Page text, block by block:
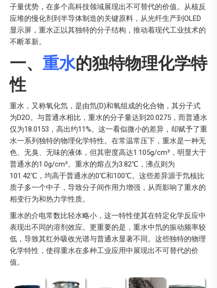
子量优势，在多个高科技领域展现出不可替代的价值。从核反
应堆的慢化剂到半导体制造的关键原料，从光纤生产到OLED
显示屏，重水正以其独特的分子结构，推动着现代工业技术的
不断革新。
一、 重水的独特物理化学特
性
重水，又称氧化氘，是由氘(D)和氧组成的化合物，其分子式
为D2O。与普通水相比，重水的分子量达到20.0275，而普通水
仅为18.0153，高出约11%。这一看似微小的差异，却赋予了重
水一系列独特的物理化学特性。在常温常压下，重水是一种无
色、无臭、无味的液体，但其密度高达1.105g/cm³，明显大于
普通水的1.0g/cm³。重水的熔点为3.82℃，沸点则为
101.42℃，均高于普通水的0℃和100℃。这些差异源于氘核比
质子多一个中子，导致分子间作用力增强，从而影响了重水的
相变行为和热力学性质。
重水的介电常数比轻水略小，这一特性使其在特定化学反应中
表现出不同的溶剂效应。更重要的是，重水中氘的振动频率较
低，导致其红外吸收光谱与普通水显著不同。这些独特的物理
化学特性，使得重水在多种工业应用中展现出不可替代的价
值。